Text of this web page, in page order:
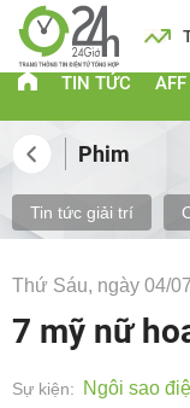
Tin mới
TIN TỨC
Phim
Tin tức giải trí
Thứ Sáu, ngày 04/
7 mỹ nữ
Sự kiện: Ngôi sao